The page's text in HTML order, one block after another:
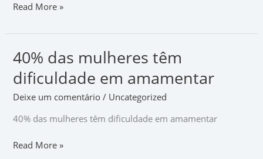
Read More »
40% das mulheres têm
dificuldade em amamentar
Deixe um comentário / Uncategorized
40% das mulheres têm dificuldade em amamentar
40%
das
mulheres
têm
em
Read More »